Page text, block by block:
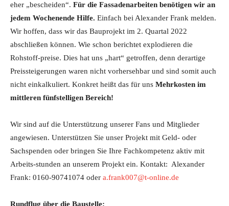
eher „bescheiden“. Für die Fassadenarbeiten benötigen wir an
jedem Wochenende Hilfe. Einfach bei Alexander Frank melden.
Wir hoffen, dass wir das Bauprojekt im 2. Quartal 2022
abschließen können. Wie schon berichtet explodieren die
Rohstoff-preise. Dies hat uns „hart“ getroffen, denn derartige
Preissteigerungen waren nicht vorhersehbar und sind somit auch
nicht einkalkuliert. Konkret heißt das für uns Mehrkosten im
mittleren fünfstelligen Bereich!
Wir sind auf die Unterstützung unserer Fans und Mitglieder
angewiesen. Unterstützen Sie unser Projekt mit Geld- oder
Sachspenden oder bringen Sie Ihre Fachkompetenz aktiv mit
Arbeits-stunden an unserem Projekt ein. Kontakt: Alexander
Frank: 0160-90741074 oder a.frank007@t-online.de
Rundflug über die Baustelle: